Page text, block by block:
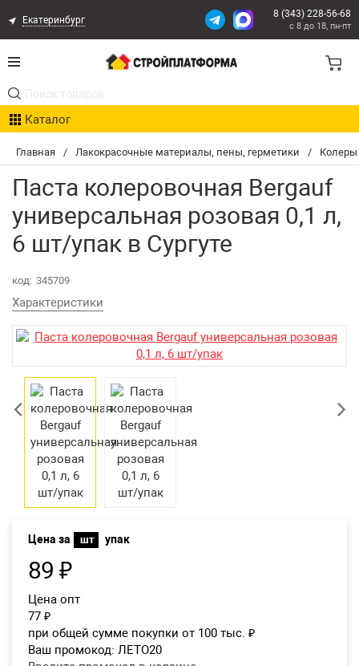
Главная / Лакокрасочные материалы, пены, герметики / Колеры
Паста колеровочная Bergauf
универсальная розовая 0,1 л,
6 шт/упак в Сургуте
код: 345709
Характеристики
Цена за шт упак
89 ₽
Цена опт
77 ₽
при общей сумме покупки от 100 тыс. ₽
Ваш промокод: ЛЕТО20
Екатеринбург
8 (343) 228-56-68
с 8 до 18, пн-пт
Каталог
Акции
Расчет доставки
Организациям
Опыт поставок
Статьи
Контакты
Оплата и Доставка
Возврат товара
Екатеринбург